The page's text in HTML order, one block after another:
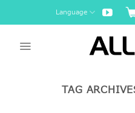
to
Language
TAG